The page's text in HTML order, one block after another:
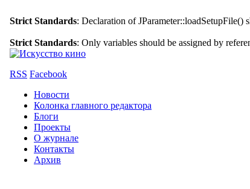
Strict Standards: Declaration of
Strict Standards: Only variables should be assigned by
RSS Facebook
Новости
Колонка главного редактора
Блоги
Проекты
О журнале
Контакты
Архив